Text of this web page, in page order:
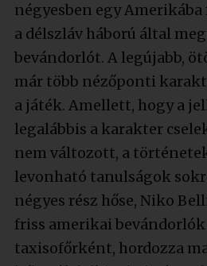
négyesben egy
a délszláv háború által
bevándorlót. A legújabb,
már több nézőponti
a játék. Amellett, hogy a
legalábbis a karakter
nem változott, a
levonható tanulságok
négyes rész hőse, Niko
friss amerikai
taxisofőrként, hordozza